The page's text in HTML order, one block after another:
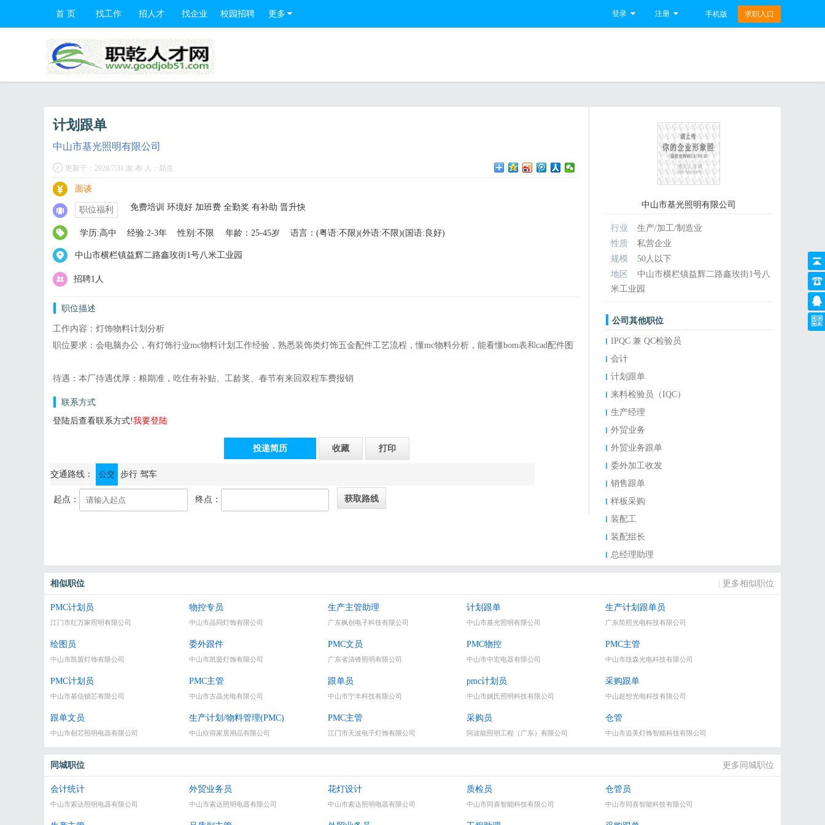
首 页 找工作 招人才 找企业 校园招聘 更多 手机版 求职入口
注册
登录
计划跟单
中山市基光照明有限公司
更新于：2026/7/31 发 布 人：郑生
面谈
职位福利 免费培训 环境好 加班费 全勤奖 有补助 晋升快
学历:高中 经验:2-3年 性别:不限 年龄：25-45岁 语言：(粤语:不限)(外语:不限)(国语:良好)
中山市横栏镇益辉二路鑫玫街1号八米工业园
招聘1人
职位描述
工作内容：灯饰物料计划分析
职位要求：会电脑办公，有灯饰行业mc物料计划工作经验，熟悉装饰类灯饰五金配件工艺流程，懂mc物料分析，能看懂bom表和cad配件图
待遇：本厂待遇优厚：粮期准，吃住有补贴、工龄奖、春节有来回双程车费报销
联系方式
登陆后查看联系方式!我要登陆
投递简历 收藏 打印
通讯地址：中山市横栏镇益辉二路鑫玫街1号八米工业园
交通路线： 公交 步行 驾车
起点： 终点：
中山市基光照明有限公司
行业
生产/加工/制造业
性质
私营企业
规模
50人以下
地区
中山市横栏镇益辉二路鑫玫街1号八
米工业园
公司其他职位
IPQC 兼 QC检验员
会计
计划跟单
来料检验员（IQC）
生产经理
外贸业务
外贸业务跟单
委外加工收发
销售跟单
样板采购
装配工
装配组长
总经理助理
相似职位 | 更多相似职位
PMC计划员
江门市红万家照明有限公司
物控专员
中山市晶同灯饰有限公司
生产主管助理
广东枫创电子科技有限公司
计划跟单
中山市基光照明有限公司
生产计划跟单员
广东简照光电科技有限公司
绘图员
中山市凯茵灯饰有限公司
委外跟件
中山市凯茵灯饰有限公司
PMC文员
广东省清锋照明有限公司
PMC物控
中山市中宏电器有限公司
PMC主管
中山市纽森光电科技有限公司
PMC计划员
中山市基信锁芯有限公司
PMC主管
中山市古晶光电有限公司
跟单员
中山市宁丰科技有限公司
pmc计划员
中山市姚氏照明科技有限公司
采购跟单
中山超想光电科技有限公司
跟单文员
中山市创芯照明电器有限公司
生产计划/物料管理(PMC)
中山欣得家居用品有限公司
PMC主管
江门市天波电子灯饰有限公司
采购员
阿波能照明工程（广东）有限公司
仓管
中山市追美灯饰智能科技有限公司
同城职位 更多同城职位
会计统计
中山市索达照明电器有限公司
外贸业务员
中山市索达照明电器有限公司
花灯设计
中山市索达照明电器有限公司
质检员
中山市同喜智能科技有限公司
仓管员
中山市同喜智能科技有限公司